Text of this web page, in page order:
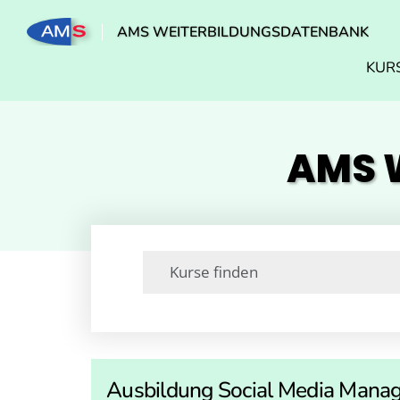
AMS WEITERBILDUNGSDATENBANK
AMS
Ausbildung Social Media